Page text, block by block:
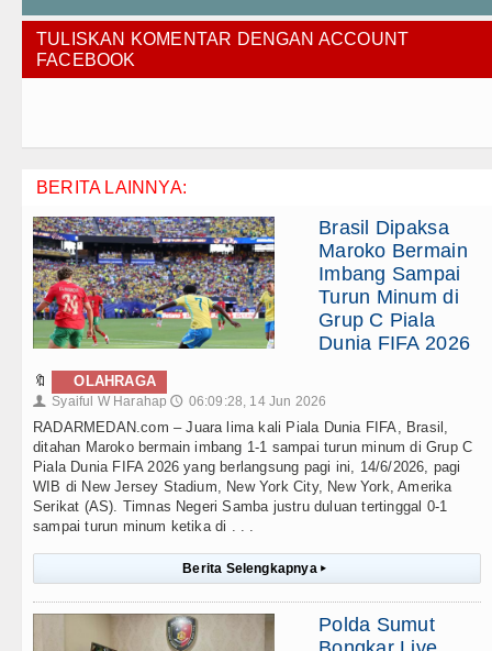
TULISKAN KOMENTAR DENGAN ACCOUNT
FACEBOOK
BERITA LAINNYA:
Brasil Dipaksa
Maroko Bermain
Imbang Sampai
Turun Minum di
Grup C Piala
Dunia FIFA 2026
🔖 OLAHRAGA
👤 Syaiful W Harahap 🕔 06:09:28, 14 Jun 2026
RADARMEDAN.com – Juara lima kali Piala Dunia FIFA, Brasil,
ditahan Maroko bermain imbang 1-1 sampai turun minum di Grup C
Piala Dunia FIFA 2026 yang berlangsung pagi ini, 14/6/2026, pagi
WIB di New Jersey Stadium, New York City, New York, Amerika
Serikat (AS). Timnas Negeri Samba justru duluan tertinggal 0-1
sampai turun minum ketika di . . .
Berita Selengkapnya ▸
Polda Sumut